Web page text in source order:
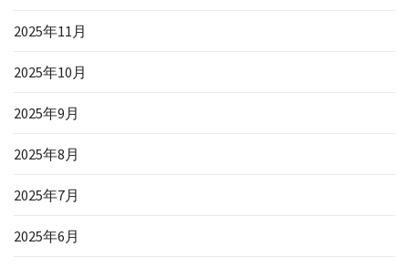
2025年11月
2025年10月
2025年9月
2025年8月
2025年7月
2025年6月